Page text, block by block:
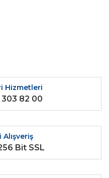
Hizmetleri
82 00
Alışveriş
Bit SSL